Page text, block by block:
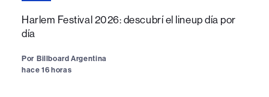
Harlem Festival 2026: descubrí el lineup día por
día
Por Billboard Argentina
hace 16 horas